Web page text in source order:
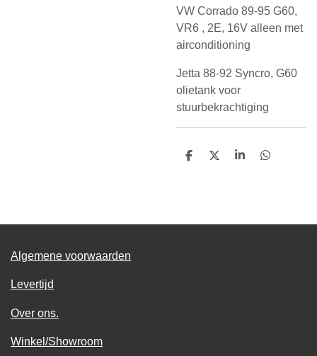
VW Corrado 89-95 G60,
VR6 , 2E, 16V alleen met
airconditioning
Jetta 88-92 Syncro, G60
olietank voor
stuurbekrachtiging
D
D
S
D
Algemene voorwaarden
Levertijd
Over ons.
Winkel/Showroom